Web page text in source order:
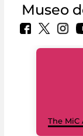
Museo
The MiC